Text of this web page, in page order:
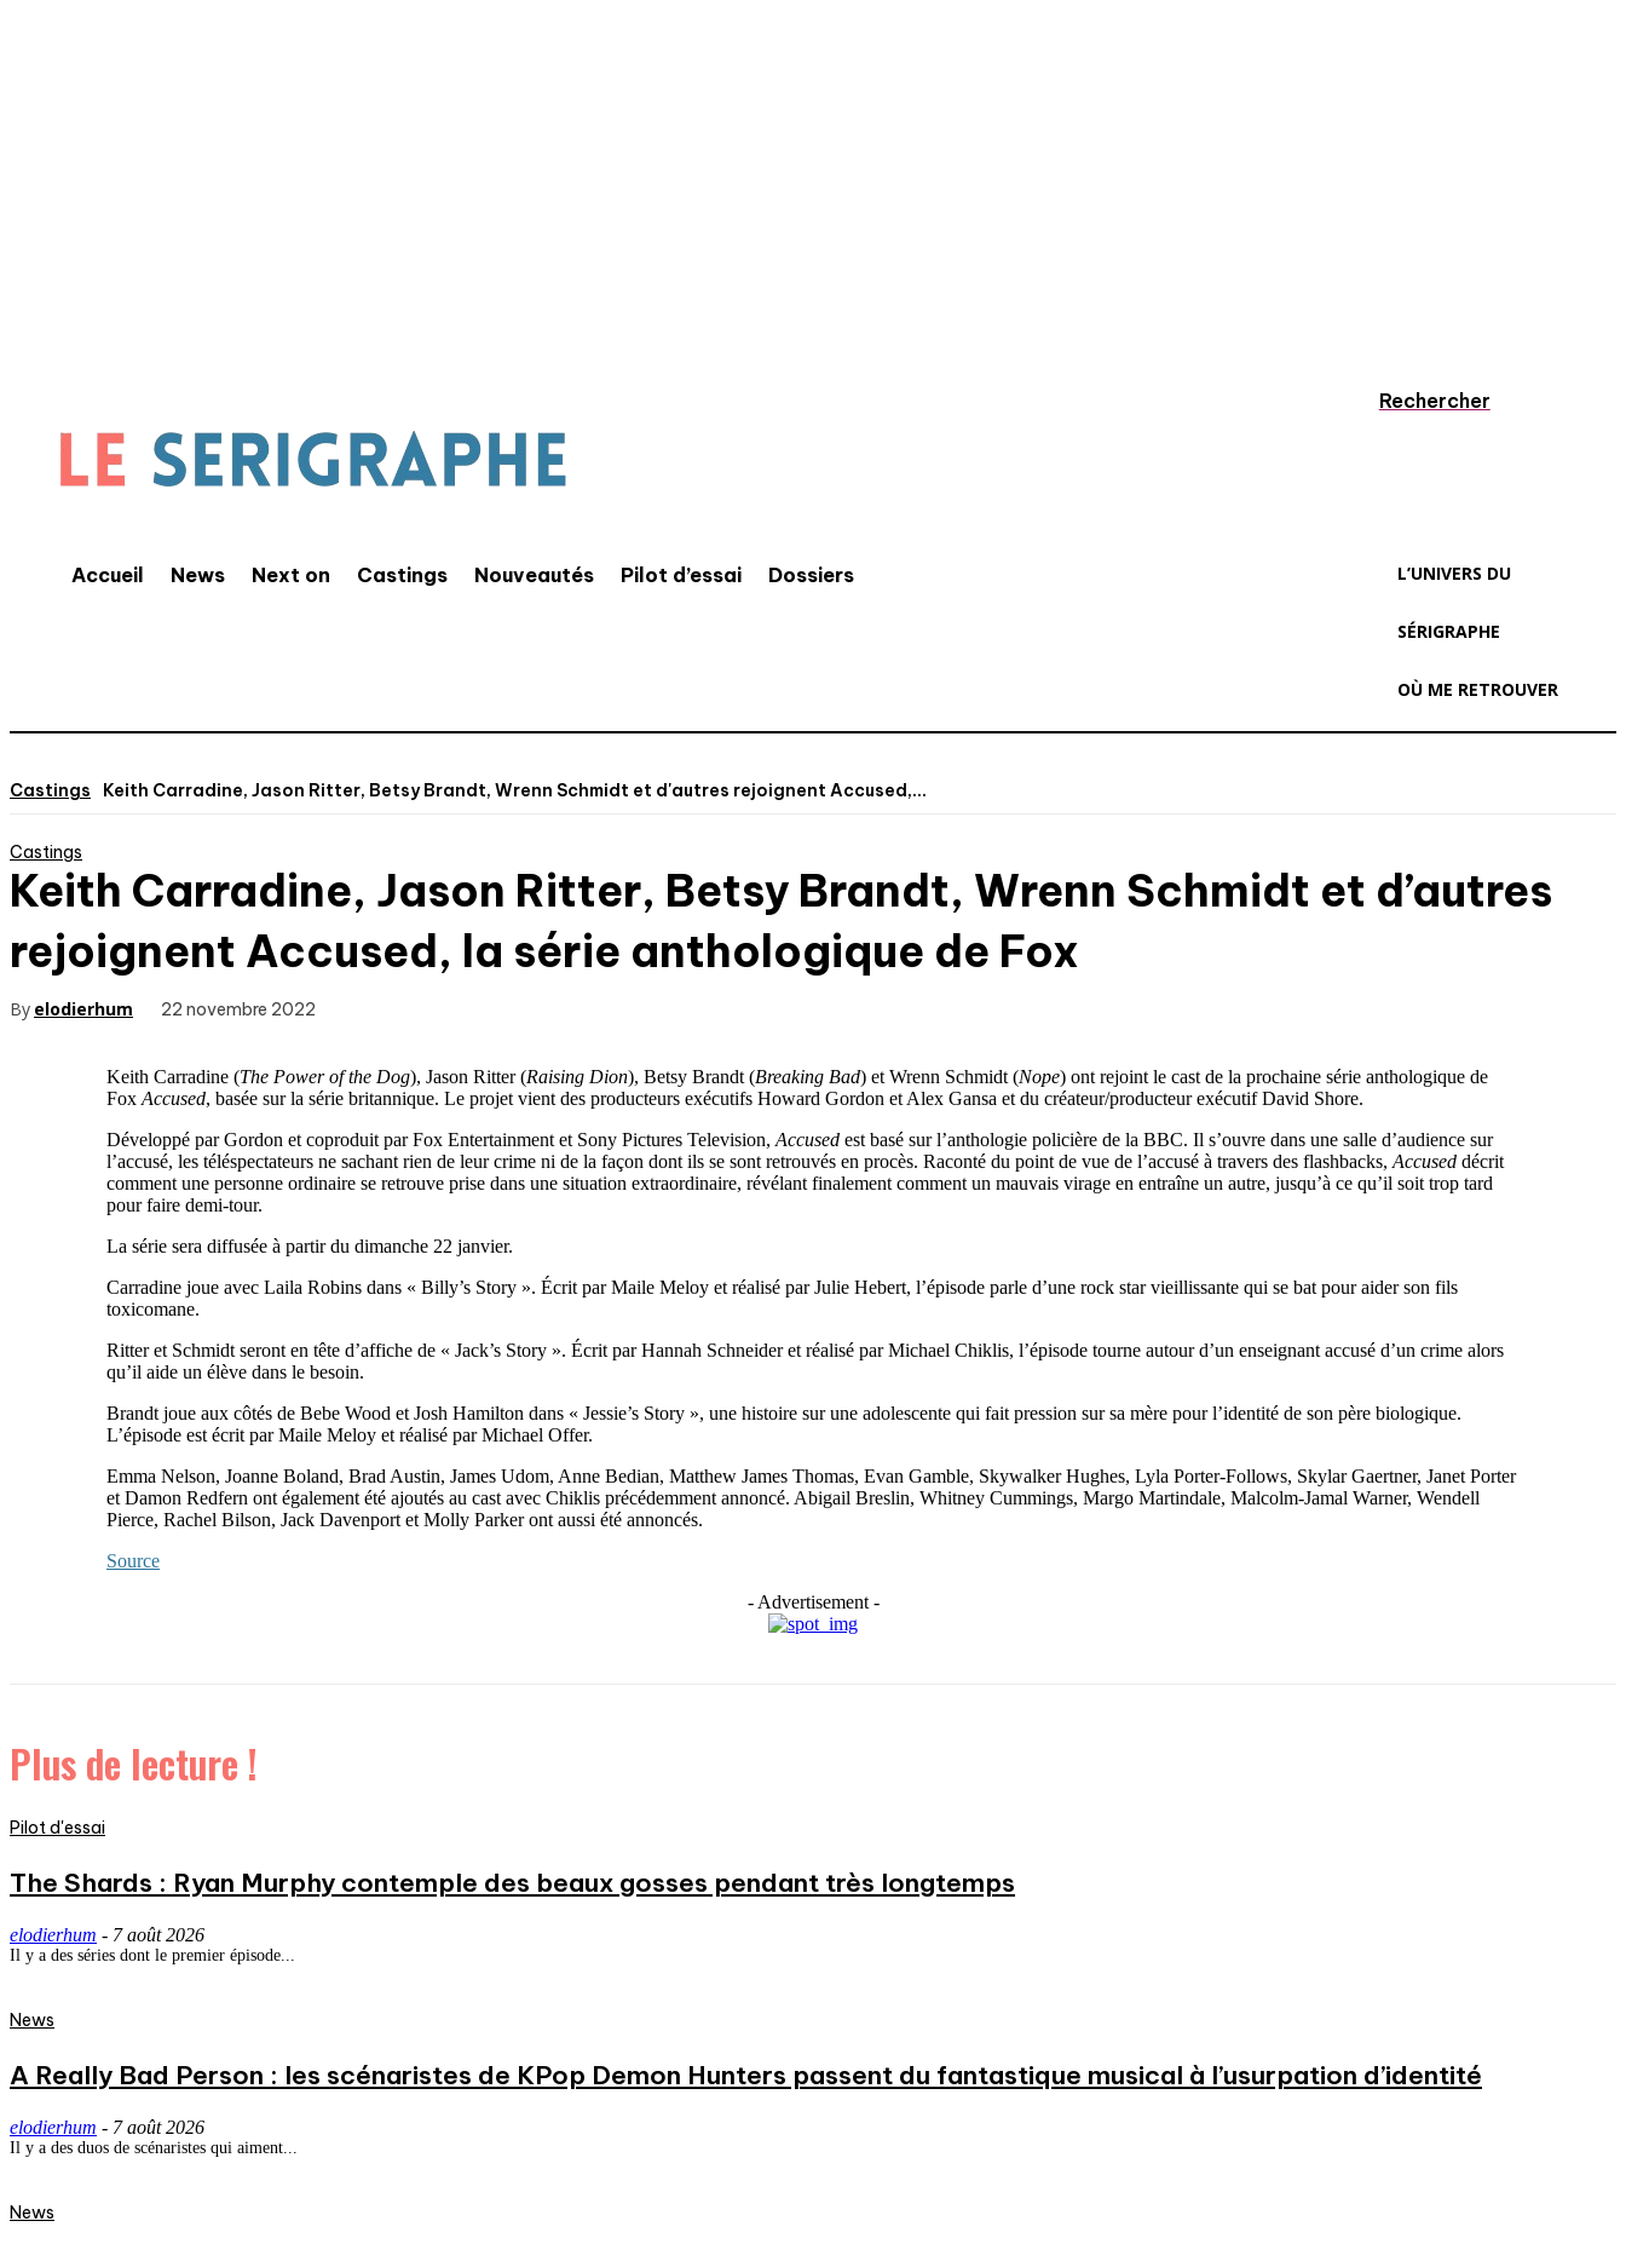
Accueil News Next on Castings Nouveautés Pilot d’essai Dossiers
Rechercher
L’UNIVERS DU
SÉRIGRAPHE
OÙ ME RETROUVER
Castings Keith Carradine, Jason Ritter, Betsy Brandt, Wrenn Schmidt et d'autres rejoignent Accused,...
Castings
Keith Carradine, Jason Ritter, Betsy Brandt, Wrenn Schmidt et d’autres
rejoignent Accused, la série anthologique de Fox
By elodierhum 22 novembre 2022
Keith Carradine (The Power of the Dog), Jason Ritter (Raising Dion), Betsy Brandt (Breaking Bad) et Wrenn Schmidt (Nope) ont rejoint le cast de la prochaine série anthologique de
Fox Accused, basée sur la série britannique. Le projet vient des producteurs exécutifs Howard Gordon et Alex Gansa et du créateur/producteur exécutif David Shore.
Développé par Gordon et coproduit par Fox Entertainment et Sony Pictures Television, Accused est basé sur l’anthologie policière de la BBC. Il s’ouvre dans une salle d’audience sur
l’accusé, les téléspectateurs ne sachant rien de leur crime ni de la façon dont ils se sont retrouvés en procès. Raconté du point de vue de l’accusé à travers des flashbacks, Accused décrit
comment une personne ordinaire se retrouve prise dans une situation extraordinaire, révélant finalement comment un mauvais virage en entraîne un autre, jusqu’à ce qu’il soit trop tard
pour faire demi-tour.
La série sera diffusée à partir du dimanche 22 janvier.
Carradine joue avec Laila Robins dans « Billy’s Story ». Écrit par Maile Meloy et réalisé par Julie Hebert, l’épisode parle d’une rock star vieillissante qui se bat pour aider son fils
toxicomane.
Ritter et Schmidt seront en tête d’affiche de « Jack’s Story ». Écrit par Hannah Schneider et réalisé par Michael Chiklis, l’épisode tourne autour d’un enseignant accusé d’un crime alors
qu’il aide un élève dans le besoin.
Brandt joue aux côtés de Bebe Wood et Josh Hamilton dans « Jessie’s Story », une histoire sur une adolescente qui fait pression sur sa mère pour l’identité de son père biologique.
L’épisode est écrit par Maile Meloy et réalisé par Michael Offer.
Emma Nelson, Joanne Boland, Brad Austin, James Udom, Anne Bedian, Matthew James Thomas, Evan Gamble, Skywalker Hughes, Lyla Porter-Follows, Skylar Gaertner, Janet Porter
et Damon Redfern ont également été ajoutés au cast avec Chiklis précédemment annoncé. Abigail Breslin, Whitney Cummings, Margo Martindale, Malcolm-Jamal Warner, Wendell
Pierce, Rachel Bilson, Jack Davenport et Molly Parker ont aussi été annoncés.
Source
- Advertisement -
Plus de lecture !
Pilot d'essai
The Shards : Ryan Murphy contemple des beaux gosses pendant très longtemps
elodierhum - 7 août 2026
Il y a des séries dont le premier épisode...
News
A Really Bad Person : les scénaristes de KPop Demon Hunters passent du fantastique musical à l’usurpation d’identité
elodierhum - 7 août 2026
Il y a des duos de scénaristes qui aiment...
News